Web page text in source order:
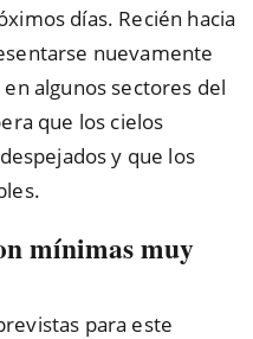
días. Recién hacia
nuevamente
algunos sectores del
que los cielos
y que los
mínimas muy
para este